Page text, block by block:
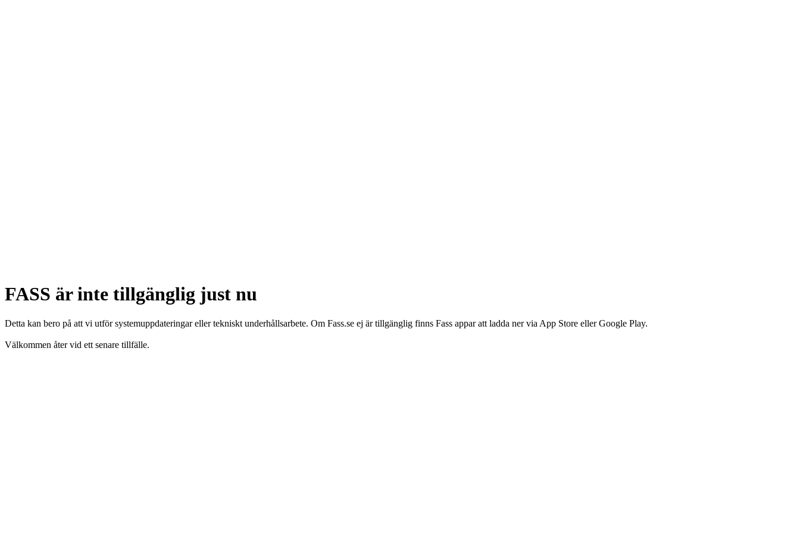
FASS är inte tillgänglig just nu
Detta kan bero på att vi utför systemuppdateringar eller tekniskt underhållsarbete. Om Fass.se ej är tillgänglig finns Fass appar att ladda ner via App Store eller Google Play.
Välkommen åter vid ett senare tillfälle.